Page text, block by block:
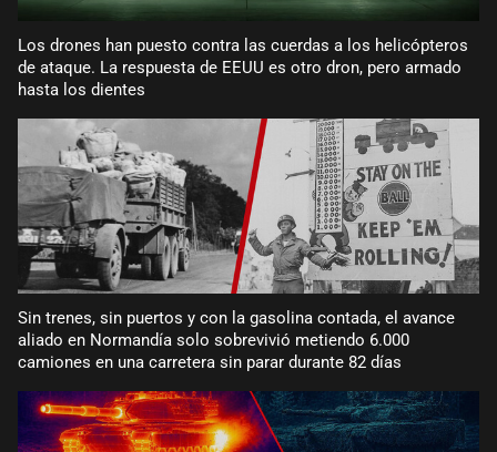
Los drones han puesto contra las cuerdas a los helicópteros
de ataque. La respuesta de EEUU es otro dron, pero armado
hasta los dientes
Sin trenes, sin puertos y con la gasolina contada, el avance
aliado en Normandía solo sobrevivió metiendo 6.000
camiones en una carretera sin parar durante 82 días